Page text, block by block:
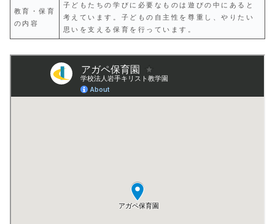
教育・保育
の内容
子どもたちの学びに必要なものは遊びの中にあると
考えています。子どもの自主性を尊重し、やりたい
思いを支える保育を行っています。